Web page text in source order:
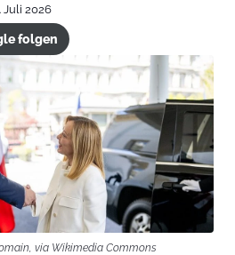
Juli 2026
folgen
via Wikimedia Commons